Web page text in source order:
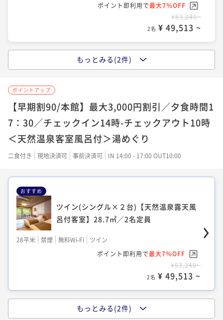
2名 ¥ 74,976 ~
¥66,880~
¥ 55,911 ~
◆和洋室(シングル×2台＋和布団2組)【天
然温泉客室風呂付】61.5㎡／4名定員
61平米 禁煙
割引とポイント即利用で最大16％OFF
¥80,080~
¥ 66,946 ~
ポイント即利用で最大7％OFF
¥53,240~
2名 ¥ 49,513 ~
◆デラックスツイン(シングル×２台＋デイ
36平米 禁煙 無料Wi-Fi
ツイン
ポイント即利用で最大7％OFF
56平米 禁煙 無料Wi-Fi
フォース
2名 ¥ 57,697 ~
もっとみる(2件)
ポイントアップ
【早期割90/本館】最大3,000円割引／夕食時間1
7：30／チェックイン14時-チェックアウト10時
＜天然温泉客室風呂付＞湯めぐり
二食付き 現地決済可 事前決済可 IN 14:00 - 17:00 OUT10:00
おすすめ
ツイン(シングル×２台)【天然温泉露天風
呂付客室】28.7㎡／2名定員
28平米 禁煙 無料Wi-Fi
ツイン
ポイント即利用で最大7％OFF
¥53,240~
2名 ¥ 49,513 ~
デラックスツイン(シングル×２台＋デイベ
もっとみる(2件)